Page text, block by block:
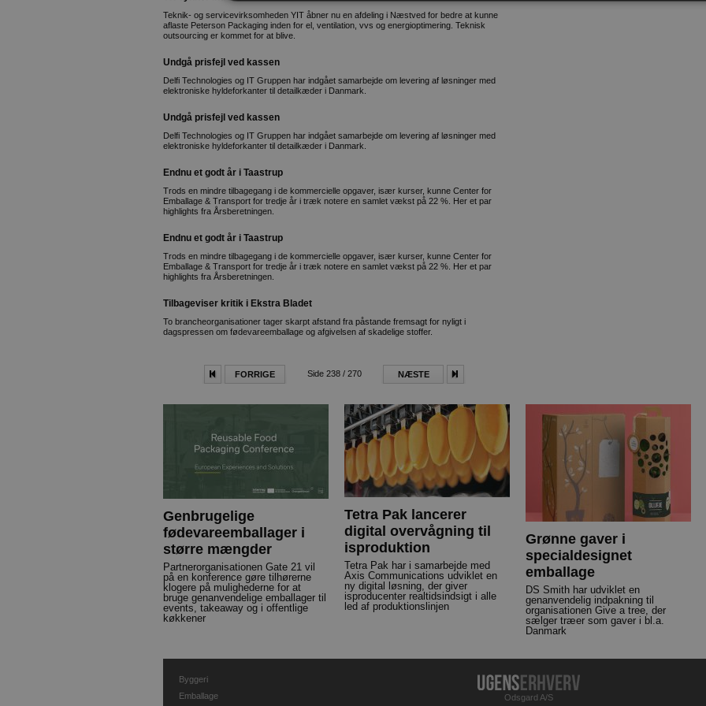
Teknik- og servicevirksomheden YIT åbner nu en afdeling i Næstved for bedre at kunne
aflaste Peterson Packaging inden for el, ventilation, vvs og energioptimering. Teknisk
outsourcing er kommet for at blive.
Undgå prisfejl ved kassen
Delfi Technologies og IT Gruppen har indgået samarbejde om levering af løsninger med
elektroniske hyldeforkanter til detailkæder i Danmark.
Undgå prisfejl ved kassen
Delfi Technologies og IT Gruppen har indgået samarbejde om levering af løsninger med
elektroniske hyldeforkanter til detailkæder i Danmark.
Endnu et godt år i Taastrup
Trods en mindre tilbagegang i de kommercielle opgaver, især kurser, kunne Center for
Emballage & Transport for tredje år i træk notere en samlet vækst på 22 %. Her et par
highlights fra Årsberetningen.
Endnu et godt år i Taastrup
Trods en mindre tilbagegang i de kommercielle opgaver, især kurser, kunne Center for
Emballage & Transport for tredje år i træk notere en samlet vækst på 22 %. Her et par
highlights fra Årsberetningen.
Tilbageviser kritik i Ekstra Bladet
To brancheorganisationer tager skarpt afstand fra påstande fremsagt for nyligt i
dagspressen om fødevareemballage og afgivelsen af skadelige stoffer.
FORRIGE Side 238 / 270 NÆSTE
Genbrugelige
fødevareemballager i
større mængder
Partnerorganisationen Gate 21 vil
på en konference gøre tilhørerne
klogere på mulighederne for at
bruge genanvendelige emballager til
events, takeaway og i offentlige
køkkener
Tetra Pak lancerer
digital overvågning til
isproduktion
Tetra Pak har i samarbejde med
Axis Communications udviklet en
ny digital løsning, der giver
isproducenter realtidsindsigt i alle
led af produktionslinjen
Grønne gaver i
specialdesignet
emballage
DS Smith har udviklet en
genanvendelig indpakning til
organisationen Give a tree, der
sælger træer som gaver i bl.a.
Danmark
Byggeri
Emballage
Odsgard A/S